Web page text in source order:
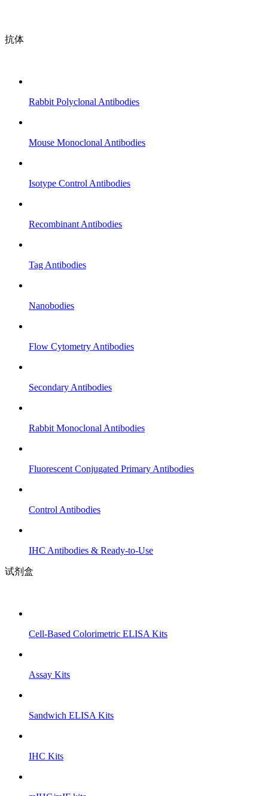
抗体
Rabbit Polyclonal Antibodies
Mouse Monoclonal Antibodies
Isotype Control Antibodies
Recombinant Antibodies
Tag Antibodies
Nanobodies
Flow Cytometry Antibodies
Secondary Antibodies
Rabbit Monoclonal Antibodies
Fluorescent Conjugated Primary Antibodies
Control Antibodies
IHC Antibodies & Ready-to-Use
试剂盒
Cell-Based Colorimetric ELISA Kits
Assay Kits
Sandwich ELISA Kits
IHC Kits